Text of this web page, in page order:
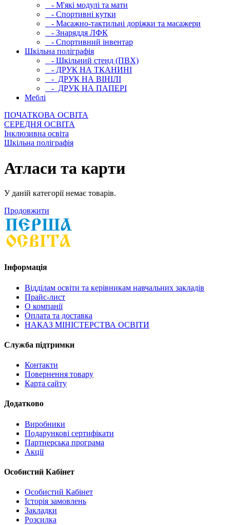
- М'які модулi та мати
- Спортивні кутки
- Масажно-тактильні доріжки та масажери
- Знаряддя ЛФК
- Спортивний інвентар
Шкільна поліграфія
- Шкільний стенд (ПВХ)
- ДРУК НА ТКАНИНІ
- ДРУК НА ВІНІЛІ
- ДРУК НА ПАПЕРІ
Меблі
ПОЧАТКОВА ОСВIТА
СЕРЕДНЯ ОСВIТА
Інклюзивна освіта
Шкільна поліграфія
Атласи та карти
У даній категорії немає товарів.
Продовжити
Інформація
Відділам освіти та керівникам навчальних закладів
Прайс-лист
О компанії
Оплата та доставка
НАКАЗ МІНІСТЕРСТВА ОСВІТИ
Служба підтримки
Контакти
Повернення товару
Карта сайту
Додатково
Виробники
Подарункові сертифікати
Партнерська програма
Акції
Особистий Кабінет
Особистий Кабінет
Історія замовлень
Закладки
Розсилка